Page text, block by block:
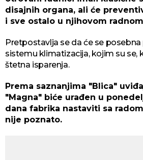
disajnih organa, ali će
i sve ostalo u njihovom
Pretpostavlja se da će se
sistemu klimatizacija, kojim su se,
štetna isparenja.
Prema saznanjima "Blica"
"Magna" biće urađen u
dana fabrika nastaviti sa
nije poznato.